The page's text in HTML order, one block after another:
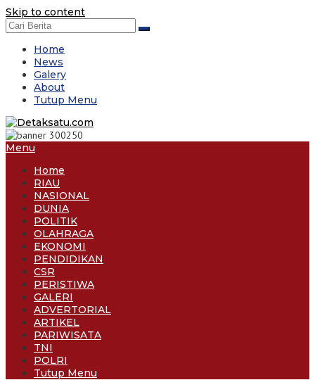
Skip to content
Home
News
Galery
About
Tutup Menu
Menu
Home
RIAU
NASIONAL
DUNIA
POLITIK
OLAHRAGA
EKONOMI
PENDIDIKAN
CSR
PERISTIWA
GALERI
ADVERTORIAL
ARTIKEL
PARIWISATA
TNI
POLRI
Tutup Menu